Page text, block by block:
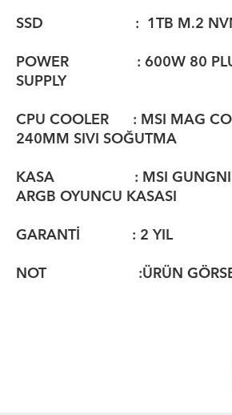
SSD : 1TB M.2
POWER : 600W 80
SUPPLY
CPU COOLER : MSI MAG
240MM SIVI SOĞUTMA
KASA : MSI GUNGNIR
ARGB OYUNCU KASASI
GARANTİ : 2 YIL
NOT :ÜRÜN GÖRSELİ